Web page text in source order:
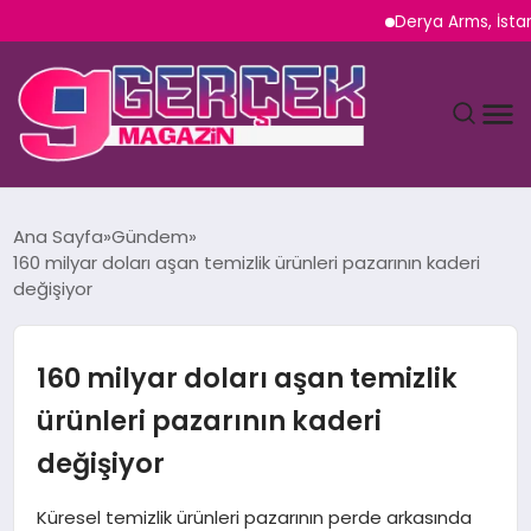
Derya Arms, İstanbul
YAŞAM
SAĞLIK
SIYASET
Ana Sayfa Gündem
160 milyar doları aşan temizlik ürünleri pazarının kaderi
değişiyor
160 milyar doları aşan temizlik
ürünleri pazarının kaderi
değişiyor
Küresel temizlik ürünleri pazarının perde arkasında